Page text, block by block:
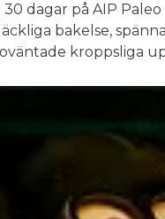
30 dagar på AIP
bakelse,
kroppsliga